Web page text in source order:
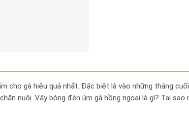
cho gà hiệu quả nhất. Đặc biệt là vào những tháng
nuôi. Vậy bóng đèn úm gà hồng ngoại là gì? Tại